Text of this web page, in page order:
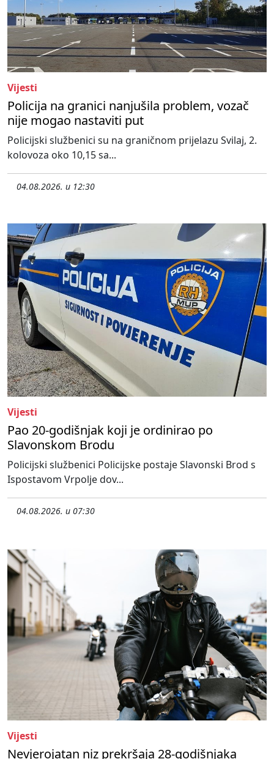
Vijesti
Policija na granici nanjušila problem, vozač
nije mogao nastaviti put
Policijski službenici su na graničnom prijelazu Svilaj, 2.
kolovoza oko 10,15 sa...
04.08.2026. u 12:30
Vijesti
Pao 20-godišnjak koji je ordinirao po
Slavonskom Brodu
Policijski službenici Policijske postaje Slavonski Brod s
Ispostavom Vrpolje dov...
04.08.2026. u 07:30
Vijesti
Nevjerojatan niz prekršaja 28-godišnjaka